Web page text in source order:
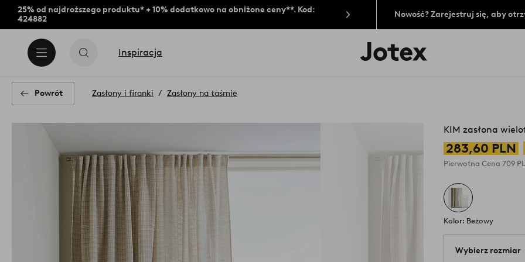
25% od najdroższego produktu* + 10% dodatkowo na obniżone ceny**. Kod:
424882
Nowość? Zarejestruj się, aby
Inspiracja
Logo
Jotex
Powrót Zasłony i firanki Zasłony na taśmie
KIM zasłona
283,60 PLN
Pierwotna Cena709
Kolor: Beżowy
Wybierz rozmiar